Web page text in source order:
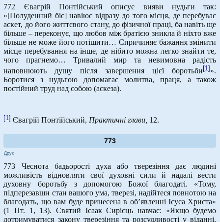
772 Євагрій Понтійський описує вияви нудьги так:
«[Полуденний біс] навіює відразу до того місця, де перебуває
аскет, до його життєвого стану, до фізичної праці, ба навіть ще
більше – переконує, що любов між братією зникла й ніхто вже
більше не може його потішити… Спричиняє бажання змінити
місце перебування на інше, де нібито можна легко знайти те,
чого прагнемо… Тривалий мир та невимовна радість
наповнюють душу після завершення цієї боротьби [1] ».
Боротися з нудьгою допомагає молитва, праця, а також
постійний труд над собою (аскеза).
[1] Євагрій Понтійський,Практичні глави, 12.
773
Друк
773 Чеснота бадьорості духа або тверезіння дає людині
можливість відновляти свої духовні сили й надалі вести
духовну боротьбу з допомогою Божої благодаті. «Тому,
підперезавши стан вашого ума, тверезі, надійтеся повнотою на
благодать, що вам буде принесена в об’явленні Ісуса Христа»
(1 Пт. 1, 13). Святий Ісаак Сирієць навчає: «Якщо будемо
дотримуватися закону тверезіння та розсудливості у віданні,